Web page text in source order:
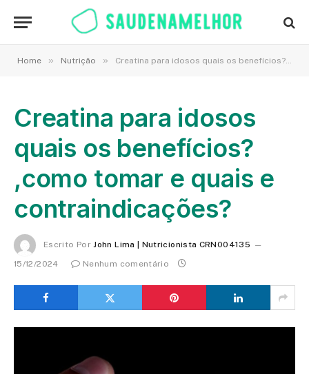
Home » Nutrição » Creatina para idosos quais os benefícios? ,como tomar e quais e contraindicações?
Creatina para idosos
quais os benefícios?
,como tomar e quais e
contraindicações?
Escrito Por John Lima | Nutricionista CRN004135
15/12/2024
Nenhum comentário